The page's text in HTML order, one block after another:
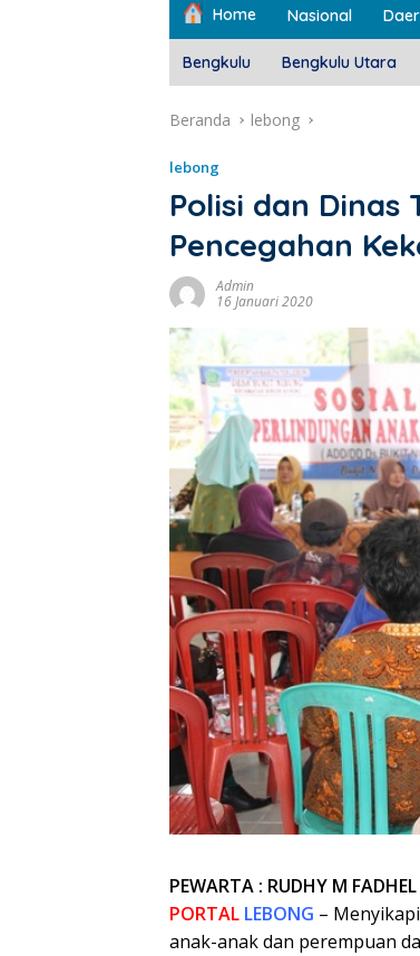
Home Nasional
Bengkulu Bengkulu Utara
Beranda lebong
lebong
Polisi dan Dinas
Pencegahan
Admin
16 Januari 2020
PEWARTA : RUDHY M FADHEL
PORTAL LEBONG –
anak-anak dan perempuan